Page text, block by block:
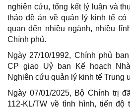
nghiên cứu, tổng kết lý luận và
thảo đề án về quản lý kinh tế có
quan đến nhiều ngành, nhiều
Chính phủ.
Ngày 27/10/1992, Chính phủ
CP giao Uỷ ban Kế hoạch
Nghiên cứu quản lý kinh tế Trung
Ngày 07/01/2025, Bộ Chính trị
112-KL/TW về tình hình, tiến độ